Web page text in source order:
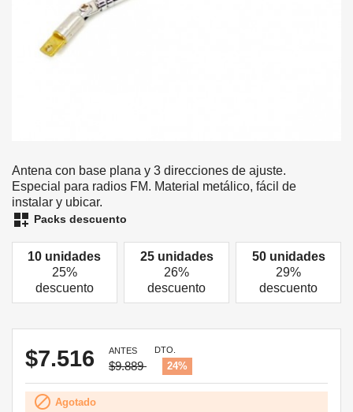
Antena con base plana y 3 direcciones de ajuste.
Especial para radios FM. Material metálico, fácil de
instalar y ubicar.
dashboard_customize Packs descuento
10 unidades
25%
descuento
25 unidades
26%
descuento
50 unidades
29%
descuento
$7.516 ANTES
$9.889
DTO.
24%
 Agotado